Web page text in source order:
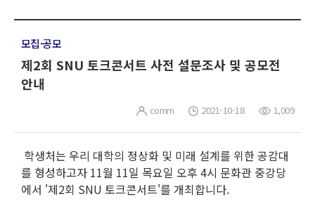
모집·공모
제2회 SNU 토크콘서트 사전 설문조사 및 공모전
안내
comm 2021-10-18 1,009
학생처는 우리 대학의 정상화 및 미래 설계를 위한 공감대
를 형성하고자 11월 11일 목요일 오후 4시 문화관 중강당
에서 '제2회 SNU 토크콘서트'를 개최합니다.